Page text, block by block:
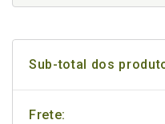
Sub-total dos
Frete: